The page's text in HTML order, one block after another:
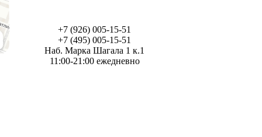
+7 (926) 005-15-51
+7 (495) 005-15-51
Наб. Марка Шагала 1 к.1
11:00-21:00 ежедневно